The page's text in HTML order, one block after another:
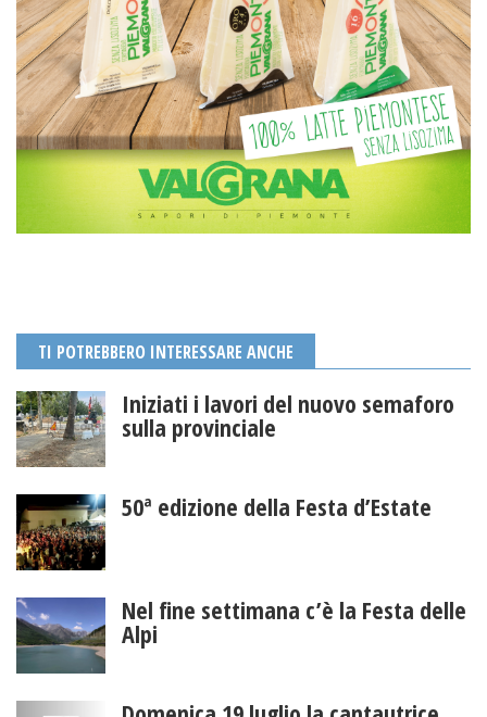
TI POTREBBERO INTERESSARE ANCHE
Iniziati i lavori del nuovo semaforo
sulla provinciale
50ª edizione della Festa d’Estate
Nel fine settimana c’è la Festa delle
Alpi